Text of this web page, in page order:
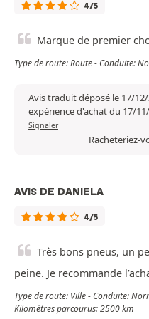
4/5
Marque de premier
Type de route: Route - Conduite:
Avis traduit déposé le 17/
expérience d'achat du 17/
Signaler
Racheteriez-
AVIS DE DANIELA
4/5
Très bons pneus, un
peine. Je recommande
Type de route: Ville - Conduite:
Kilomètres parcourus: 2500 km